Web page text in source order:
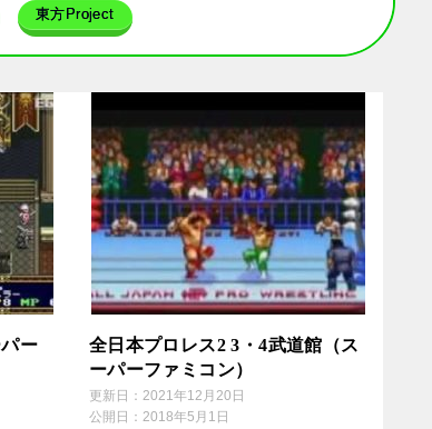
東方Project
ー
全日本プロレス2 3・4武道館（ス
ーパーファミコン）
更新日： 2021年12月20日
公開日： 2018年5月1日